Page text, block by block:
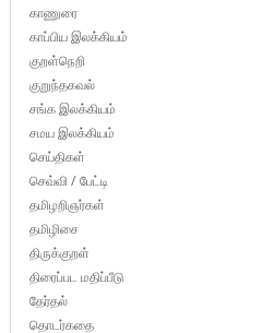
காணுரை
காப்பிய இலக்கியம்
குறள்நெறி
குறுந்தகவல்
சங்க இலக்கியம்
சமய இலக்கியம்
செய்திகள்
செவ்வி / பேட்டி
தமிழறிஞர்கள்
தமிழிசை
திருக்குறள்
திரைப்பட மதிப்பீடு
தேர்தல்
தொடர்கதை